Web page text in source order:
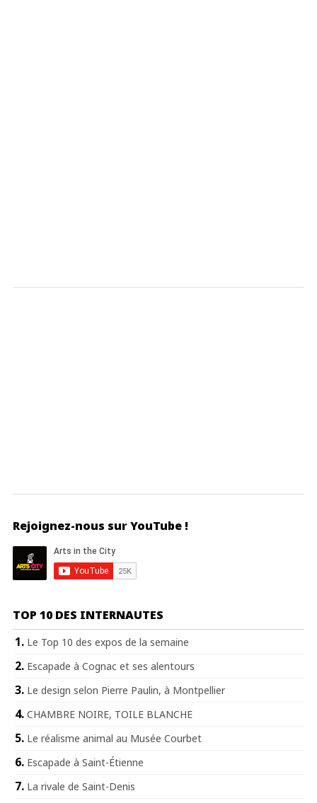
Rejoignez-nous sur YouTube !
TOP 10 DES INTERNAUTES
Le Top 10 des expos de la semaine
Escapade à Cognac et ses alentours
Le design selon Pierre Paulin, à Montpellier
CHAMBRE NOIRE, TOILE BLANCHE
Le réalisme animal au Musée Courbet
Escapade à Saint-Étienne
La rivale de Saint-Denis